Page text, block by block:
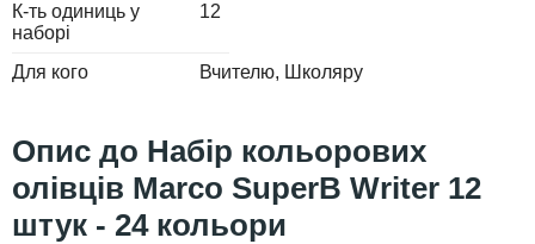
К-ть одиниць у
наборі
12
Для кого Вчителю Школяру
Набір кольорових
олівців Marco SuperB Writer 12
штук - 24 кольори